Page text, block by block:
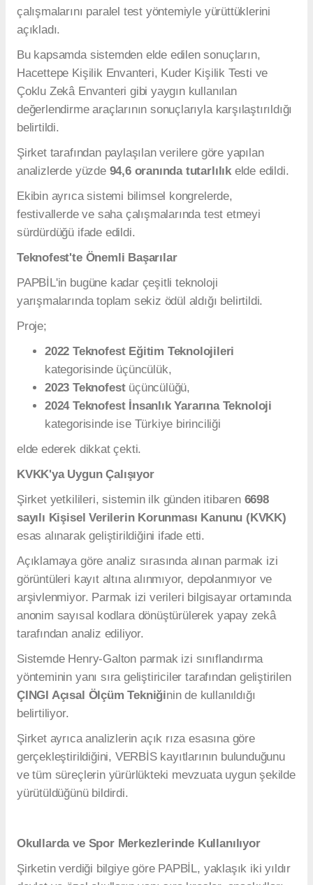
Hedef, Potansiyeli Erken Dönemde Ortaya
Geliştiricilere göre sistemin temel amacı, bireylerin
eğitim hayatının henüz başlangıç döneminde
potansiyellerini belirleyerek onlara uygun eğitim
modellerinin oluşturulmasına katkı sağlamak.
Bu sayede öğrencilerin yeteneklerine uygun eğitim
programlarının planlanması, doğru branşlara
yönlendirilmesi ve kariyer planlamalarının daha
sağlıklı yapılmasının hedeflendiği belirtiliyor.
Bilimsel Karşılaştırmalarda Yüzde 94,6 Tutarlılık
PAPBİL ekibi, sistemin geçerlilik ve güvenirlik
çalışmalarını paralel test yöntemiyle yürüttüklerini
Bu kapsamda sistemden elde edilen sonuçların,
Hacettepe Kişilik Envanteri, Kuder Kişilik Testi ve
Çoklu Zekâ Envanteri gibi yaygın kullanılan
değerlendirme araçlarının sonuçlarıyla karşılaştırıldığı
belirtildi.
Şirket tarafından paylaşılan verilere göre yapılan
analizlerde yüzde94,6 oranında tutarlılıkelde edildi.
Ekibin ayrıca sistemi bilimsel kongrelerde,
festivallerde ve saha çalışmalarında test etmeyi
sürdürdüğü ifade edildi.
Teknofest'te Önemli Başarılar
PAPBİL'in bugüne kadar çeşitli teknoloji
yarışmalarında toplam sekiz ödül aldığı belirtildi.
2022 Teknofest Eğitim Teknolojileri
kategorisinde üçüncülük,
2023 Teknofest
elde ederek dikkat çekti.
KVKK'ya Uygun Çalışıyor